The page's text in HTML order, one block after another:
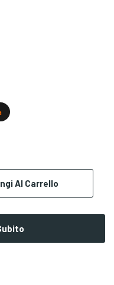
Al Carrello